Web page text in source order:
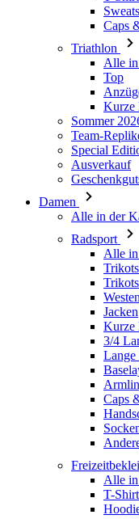
Top
Kurze
Sommer 2026
Team-
Special
Ausverkauf
Damen
Alle in der
Radsport
Alle in
Westen
Jacken
Kurze
3/4
Lange
Caps
Alle in
T-
Caps
Triathlon
Alle in
Top